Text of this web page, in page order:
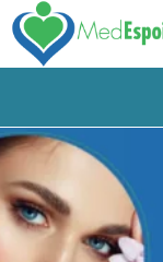
Skip
to
content